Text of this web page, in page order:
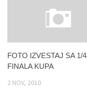
FOTO IZVESTAJ SA 1/4
FINALA KUPA
2 NOV, 2010